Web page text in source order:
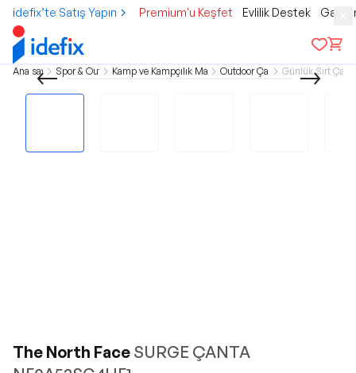
idefix’te Satış Yapın Premium'u Keşfet Evlilik Destek
Ana sayfa Spor & OutdoorKamp ve Kampçılık MalzemeleriOutdoor ÇantalarGünlük Sırt
The North Face SURGE ÇANTA